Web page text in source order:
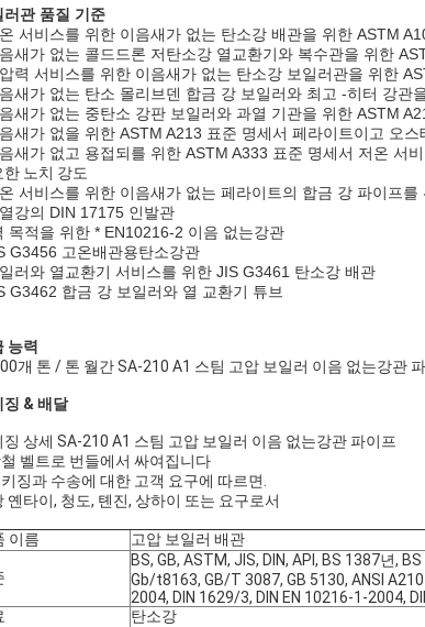
러관 품질 기준
서비스를 위한 이음새가 없는 탄소강 배관을 위한 ASTM
새가 없는 콜드드론 저탄소강 열교환기와 복수관을 위한
력 서비스를 위한 이음새가 없는 탄소강 보일러관을 위한
새가 없는 탄소 몰리브덴 합금 강 보일러와 최고 -히터 강관
새가 없는 중탄소 강판 보일러와 과열 기관을 위한 ASTM
새가 없을 위한 ASTM A213 표준 명세서 페라이트이고 오
새가 없고 용접되를 위한 ASTM A333 표준 명세서 저온 서
한 노치 강도
서비스를 위한 이음새가 없는 페라이트의 합금 강 파이프를
강의 DIN 17175 인발관
목적을 위한 * EN10216-2 이음 없는강관
G3456 고온배관용탄소강관
러와 열교환기 서비스를 위한 JIS G3461 탄소강 배관
G3462 합금 강 보일러와 열 교환기 튜브
능력
개 톤 / 톤 월간 SA-210 A1 스팀 고압 보일러 이음 없는강관
징 & 배달
징 상세 SA-210 A1 스팀 고압 보일러 이음 없는강관 파이프
벨트로 번들에서 싸여집니다
징과 수송에 대한 고객 요구에 따르면.
옌타이, 청도, 톈진, 상하이 또는 요구로서
이름 고압 보일러 배관
BS, GB, ASTM, JIS, DIN, API, BS 1387년,
Gb/t8163, GB/T 3087, GB 5130, ANSI
2004, DIN 1629/3, DIN EN 10216-1-2004,
탄소강